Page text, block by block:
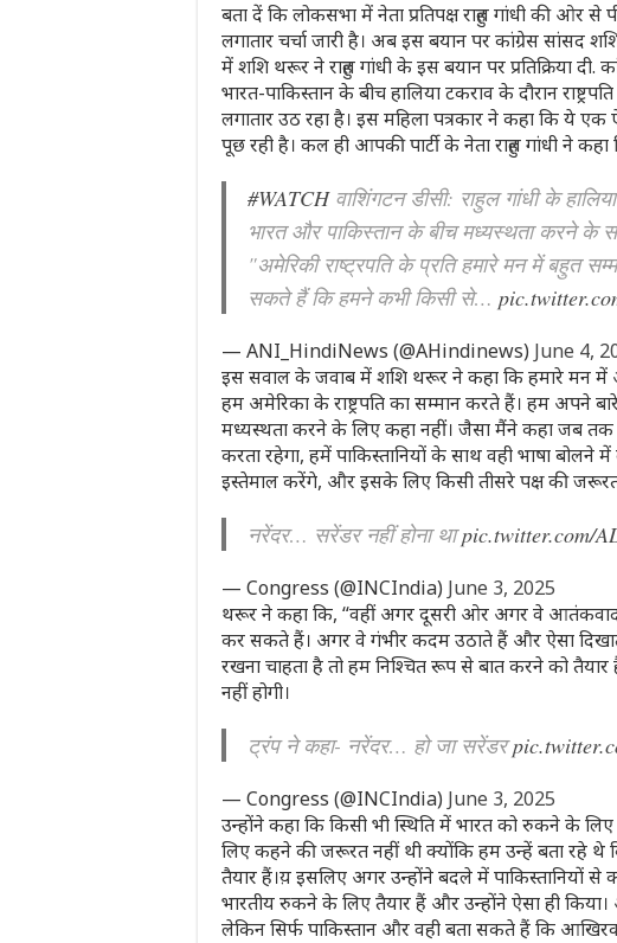
बता दें कि लोकसभा में नेता प्रतिपक्ष राहुल गांधी की ओर से
लगातार चर्चा जारी है। अब इस बयान पर कांग्रेस सांसद
में शशि थरूर ने राहुल गांधी के इस बयान पर प्रतिक्रिया
भारत-पाकिस्तान के बीच हालिया टकराव के दौरान
लगातार उठ रहा है। इस महिला पत्रकार ने कहा कि ये एक
पूछ रही है। कल ही आपकी पार्टी के नेता राहुल गांधी ने
#WATCHवाशिंगटन डीसी: राहुल गांधी के
भारत और पाकिस्तान के बीच मध्यस्थता करने के
"अमेरिकी राष्ट्रपति के प्रति हमारे मन में बहुत
सकते हैं कि हमने कभी किसी से…
— ANI_HindiNews (@AHindinews) June 4,
इस सवाल के जवाब में शशि थरूर ने कहा कि हमारे मन में
हम अमेरिका के राष्ट्रपति का सम्मान करते हैं। हम अपने
मध्यस्थता करने के लिए कहा नहीं। जैसा मैंने कहा जब तक
करता रहेगा, हमें पाकिस्तानियों के साथ वही भाषा बोलने
इस्तेमाल करेंगे, और इसके लिए किसी तीसरे पक्ष की
नरेंदर… सरेंडर नहीं होना थाpic.twitter.com/
— Congress (@INCIndia) June 3, 2025
थरूर ने कहा कि, “वहीं अगर दूसरी ओर अगर वे
कर सकते हैं। अगर वे गंभीर कदम उठाते हैं और ऐसा दिखाते
रखना चाहता है तो हम निश्चित रूप से बात करने को
नहीं होगी।
ट्रंप ने कहा- नरेंदर… हो जा सरेंडर
— Congress (@INCIndia) June 3, 2025
उन्होंने कहा कि किसी भी स्थिति में भारत को रुकने के
लिए कहने की जरूरत नहीं थी क्योंकि हम उन्हें बता रहे
तैयार हैं।य़ इसलिए अगर उन्होंने बदले में पाकिस्तानियों
भारतीय रुकने के लिए तैयार हैं और उन्होंने ऐसा ही
लेकिन सिर्फ पाकिस्तान और वही बता सकते हैं कि